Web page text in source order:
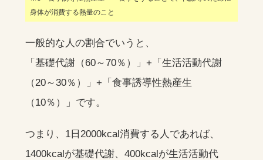
身体が消費する熱量のこと
一般的な人の割合でいうと、
「基礎代謝（60～70％）」+「生活活動代謝
（20～30％）」+「食事誘導性熱産生
（10％）」です。
つまり、1日2000kcal消費する人であれば、
1400kcalが基礎代謝、400kcalが生活活動代